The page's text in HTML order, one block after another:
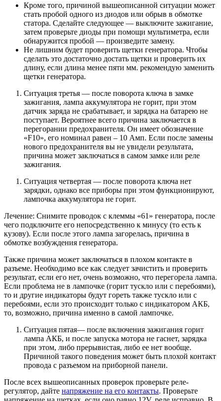
Кроме того, причиной вышеописанной ситуации может
стать пробой одного из диодов или обрыв в обмотке
статора. Сделайте следующее — выключите зажигание,
затем проверьте диоды при помощи мультиметра, если
обнаружится пробой — произведите замену.
Не лишним будет проверить щетки генератора. Чтобы
сделать это достаточно достать щетки и проверить их
длину, если длина менее пяти мм. рекомендую заменить
щетки генератора.
Ситуация третья — после поворота ключа в замке
зажигания, лампа аккумулятора не горит, при этом
датчик заряда не срабатывает, и зарядка на батарею не
поступает. Вероятнее всего причина заключается в
перегорании предохранителя. Он имеет обозначение
«F10», его номинал равен – 10 Амп. Если после замены
нового предохранителя вы не увидели результата,
причина может заключаться в самом замке или реле
зажигания.
Ситуация четвертая — после поворота ключа нет
зарядки, однако все приборы при этом функционируют,
лампочка аккумулятора не горит.
Лечение: Снимите проводок с клеммы «61» генератора, после
чего подключите его непосредственно к минусу (то есть к
кузову). Если после этого лампа загорелась, причина в
обмотке возбуждения генератора.
Также причина может заключаться в плохом контакте в
разъеме. Необходимо все как следует зачистить и проверить
результат, если его нет, очень возможно, что перегорела лампа.
Если проблема не в лампочке (горит тускло или с перебоями),
то и другие индикаторы будут гореть также тускло или с
перебоями, если это происходит только с индикатором АКБ,
то, возможно, причина именно в самой лампочке.
Ситуация пятая— после включения зажигания горит
лампа АКБ, и после запуска мотора не гаснет, зарядка
при этом, либо прерывистая, либо ее нет вообще.
Причиной такого поведения может быть плохой контакт
провода с разъемом на приборной панели.
После всех вышеописанных проверок проверьте реле-
регулятор, дайте напряжение на его контакты. Проверьте